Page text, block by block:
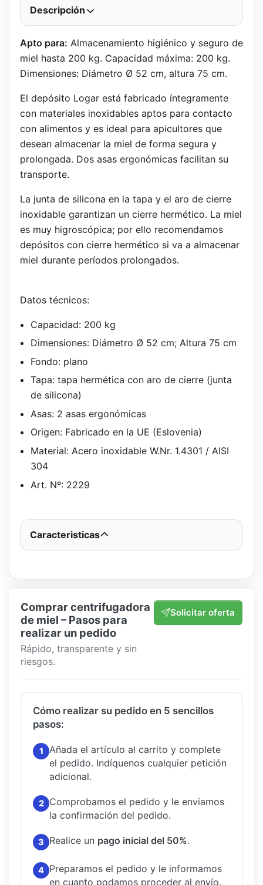
Descripción
Apto para: Almacenamiento higiénico y seguro de
miel hasta 200 kg. Capacidad máxima: 200 kg.
Dimensiones: Diámetro Ø 52 cm, altura 75 cm.
El depósito Logar está fabricado íntegramente
con materiales inoxidables aptos para contacto
con alimentos y es ideal para apicultores que
desean almacenar la miel de forma segura y
prolongada. Dos asas ergonómicas facilitan su
transporte.
La junta de silicona en la tapa y el aro de cierre
inoxidable garantizan un cierre hermético. La miel
es muy higroscópica; por ello recomendamos
depósitos con cierre hermético si va a almacenar
miel durante períodos prolongados.
Datos técnicos:
Capacidad: 200 kg
Dimensiones: Diámetro Ø 52 cm; Altura 75 cm
Fondo: plano
Tapa: tapa hermética con aro de cierre (junta
de silicona)
Asas: 2 asas ergonómicas
Origen: Fabricado en la UE (Eslovenia)
Material: Acero inoxidable W.Nr. 1.4301 / AISI
304
Art. Nº: 2229
Caracteristicas
Comprar centrifugadora
de miel – Pasos para
realizar un pedido
Rápido, transparente y sin
riesgos.
Solicitar oferta
Cómo realizar su pedido en 5 sencillos
pasos:
1
Añada el artículo al carrito y complete
el pedido. Indíquenos cualquier petición
adicional.
2
Comprobamos el pedido y le enviamos
la confirmación del pedido.
3 Realice un pago inicial del 50%.
4 Preparamos el pedido y le informamos
en cuanto podamos proceder al envío.